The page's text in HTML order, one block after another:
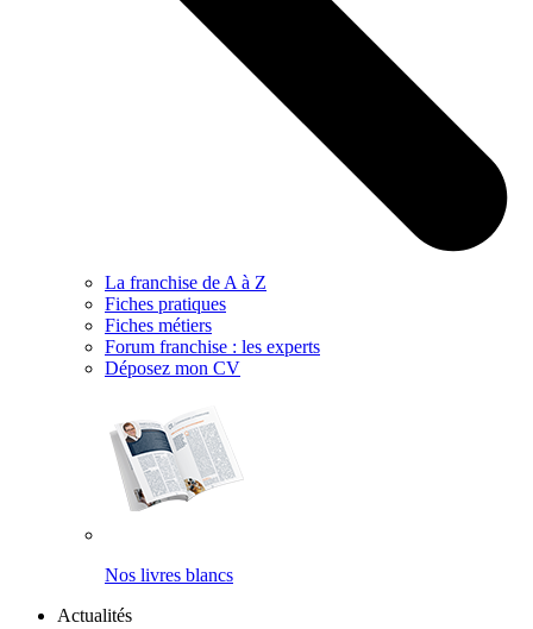
La franchise de A à Z
Fiches pratiques
Fiches métiers
Forum franchise : les experts
Déposez mon CV
Nos livres blancs
Actualités